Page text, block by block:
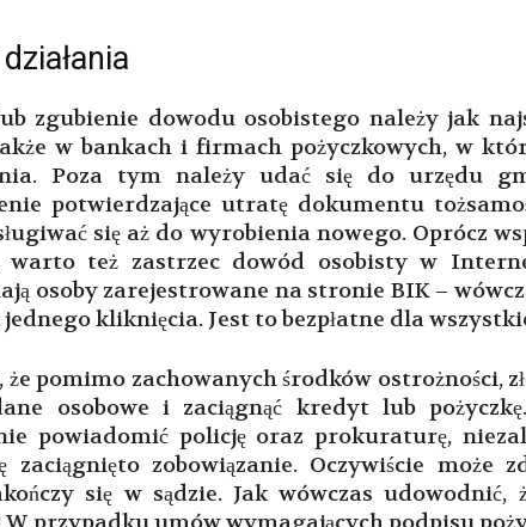
zgubienie dowodu osobistego należy jak
w bankach i firmach pożyczkowych, w
Poza tym należy udać się do urzędu
potwierdzające utratę dokumentu
się aż do wyrobienia nowego. Oprócz
warto też zastrzec dowód osobisty w
osoby zarejestrowane na stronie BIK –
jednego kliknięcia. Jest to bezpłatne dla
że pomimo zachowanych środków ostrożności,
osobowe i zaciągnąć kredyt lub
powiadomić policję oraz prokuraturę,
zaciągnięto zobowiązanie. Oczywiście może
się w sądzie. Jak wówczas udowodnić,